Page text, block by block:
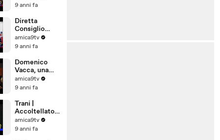
Barletta del
9 anni fa
Diretta
Consiglio
Comunale di
Barletta del
amica9tv
9 anni fa
Domenico
Vacca, una
storia tutta
pugliese
amica9tv
9 anni fa
Trani |
Accoltellato
28enne in Via
Ognissanti
amica9tv
9 anni fa